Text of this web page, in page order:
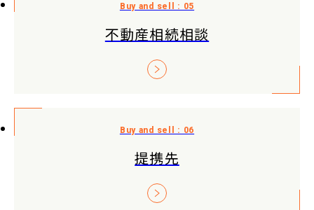
不動産相続相談
提携先